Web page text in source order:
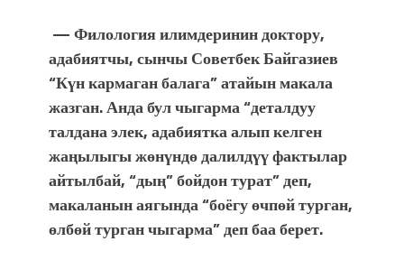
— Филология илимдеринин доктору,
адабиятчы, сынчы Советбек Байгазиев
“Күн кармаган балага” атайын макала
жазган. Анда бул чыгарма “деталдуу
талдана элек, адабиятка алып келген
жаңылыгы жөнүндө далилдүү фактылар
айтылбай, “дың” бойдон турат” деп,
макаланын аягында “боёгу өчпөй турган,
өлбөй турган чыгарма” деп баа берет.